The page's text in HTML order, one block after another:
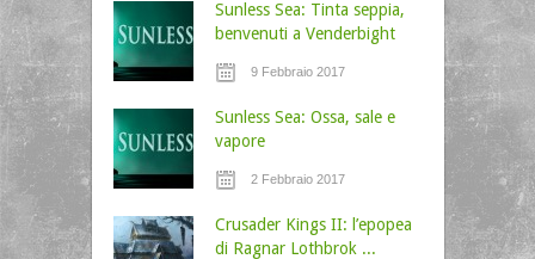
Sunless Sea: Tinta seppia,
benvenuti a Venderbight
9 Febbraio 2017
Sunless Sea: Ossa, sale e
vapore
2 Febbraio 2017
Crusader Kings II: l’epopea
di Ragnar Lothbrok ...